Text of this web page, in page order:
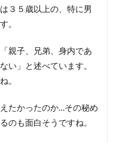
３５歳以上の、特に男
。
親子、兄弟、身内であ
い」と述べています。
。
たかったのか…その秘め
のも面白そうですね。